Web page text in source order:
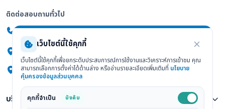
ติดต่อสอบถามทั่วไป
075-205-555
247/2 ถ.พัทลุง ต.ทับเที่ยง อ.เมือง จ.ตรัง 92000
ดูแผนที่ Google Maps
บริการทางการแพทย์
เว็บไซต์นี้ใช้คุกกี้
เว็บไซต์นี้ใช้คุกกี้เพื่อยกระดับประสบการณ์การใช้งานและวิเคราะห์การเข้าชม คุณ
สามารถเลือกการตั้งค่าได้ด้านล่าง หรืออ่านรายละเอียดเพิ่มเติมที่ นโยบาย
คุ้มครองข้อมูลส่วนบุคคล
คุกกี้จำเป็น บังคับ